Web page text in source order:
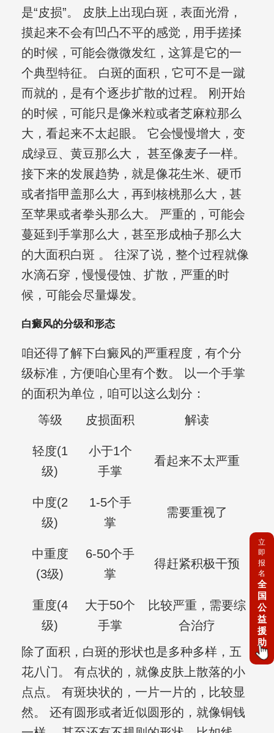
是“皮损”。 皮肤上出现白斑，表面光滑，
摸起来不会有凹凸不平的感觉，用手搓揉
的时候，可能会微微发红，这算是它的一
个典型特征。 白斑的面积，它可不是一蹴
而就的，是有个逐步扩散的过程。 刚开始
的时候，可能只是像米粒或者芝麻粒那么
大，看起来不太起眼。 它会慢慢增大，变
成绿豆、黄豆那么大， 甚至像麦子一样。
接下来的发展趋势，就是像花生米、硬币
或者指甲盖那么大，再到核桃那么大，甚
至苹果或者拳头那么大。 严重的，可能会
蔓延到手掌那么大，甚至形成柚子那么大
的大面积白斑 。 往深了说，整个过程就像
水滴石穿，慢慢侵蚀、扩散，严重的时
候，可能会尽量爆发。
白癜风的分级和形态
咱还得了解下白癜风的严重程度，有个分
级标准，方便咱心里有个数。 以一个手掌
的面积为单位，咱可以这么划分：
等级
皮损面积 解读
轻度(1
级)
小于1个
手掌
看起来不太严重
中度(2
级)
1-5个手
掌
需要重视了
中重度
(3级)
6-50个手
掌
得赶紧积极干预
重度(4
级)
大于50个
手掌
比较严重，需要综
合治疗
除了面积，白斑的形状也是多种多样，五
花八门。 有点状的，就像皮肤上散落的小
点点。 有斑块状的，一片一片的，比较显
然。 还有圆形或者近似圆形的，就像铜钱
立
即
报
名
全
国
公
益
援
助